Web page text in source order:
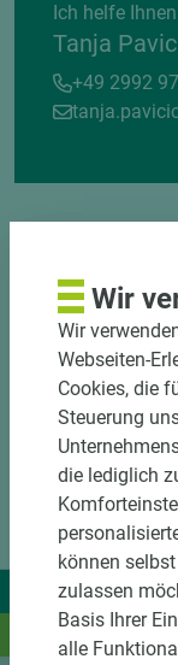
Ich helfe
Tanja
+49 2992
Wir liefern Ideen.
Und das
Wir
Wir
Webseiten-
Cookies, die
Steuerung
die lediglich
können
zulassen
Basis Ihrer
alle